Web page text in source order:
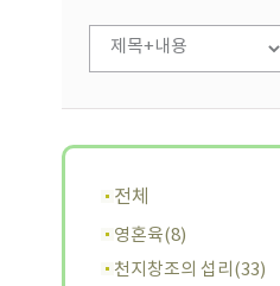
전체
영혼육(8)
천지창조의 섭리(33)